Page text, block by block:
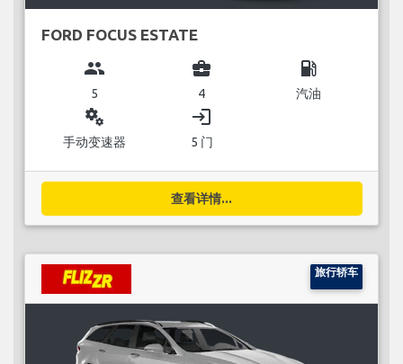
FORD FOCUS ESTATE
group
5
business_center
4
local_gas_station
汽油
miscellaneous_services
手动变速器
login
5 门
查看详情...
旅行轿车